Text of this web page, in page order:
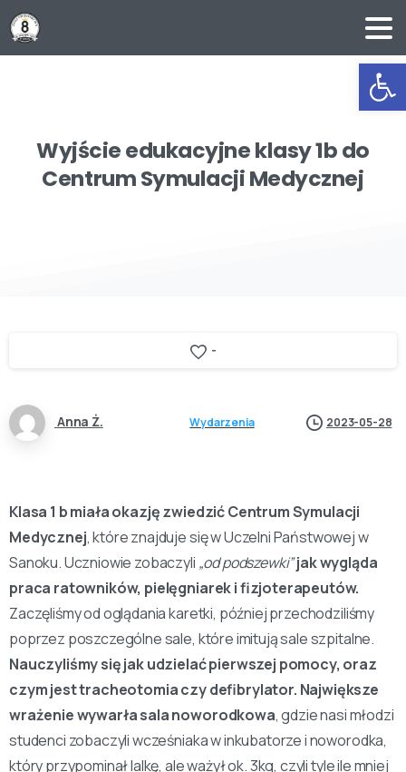
Wyjścieedukacyjneklasy1bdo
CentrumSymulacjiMedycznej
-
Anna Ż. Wydarzenia 2023-05-28
Klasa 1 b miała okazję zwiedzić Centrum Symulacji
Medycznej, które znajduje się w Uczelni Państwowej w
Sanoku. Uczniowie zobaczyli „od podszewki”jak wygląda
praca ratowników, pielęgniarek i fizjoterapeutów.
Zaczęliśmy od oglądania karetki, później przechodziliśmy
poprzez poszczególne sale, które imitują sale szpitalne.
Nauczyliśmy się jak udzielać pierwszej pomocy, oraz
czym jest tracheotomia czy defibrylator. Największe
wrażenie wywarła sala noworodkowa, gdzie nasi młodzi
studenci zobaczyli wcześniaka w inkubatorze i noworodka,
który przypominał lalkę, ale ważył ok. 3kg, czyli tyle ile mniej